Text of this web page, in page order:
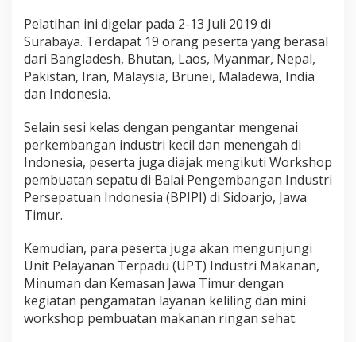
Pelatihan ini digelar pada 2-13 Juli 2019 di
Surabaya. Terdapat 19 orang peserta yang berasal
dari Bangladesh, Bhutan, Laos, Myanmar, Nepal,
Pakistan, Iran, Malaysia, Brunei, Maladewa, India
dan Indonesia.
Selain sesi kelas dengan pengantar mengenai
perkembangan industri kecil dan menengah di
Indonesia, peserta juga diajak mengikuti Workshop
pembuatan sepatu di Balai Pengembangan Industri
Persepatuan Indonesia (BPIPI) di Sidoarjo, Jawa
Timur.
Kemudian, para peserta juga akan mengunjungi
Unit Pelayanan Terpadu (UPT) Industri Makanan,
Minuman dan Kemasan Jawa Timur dengan
kegiatan pengamatan layanan keliling dan mini
workshop pembuatan makanan ringan sehat.